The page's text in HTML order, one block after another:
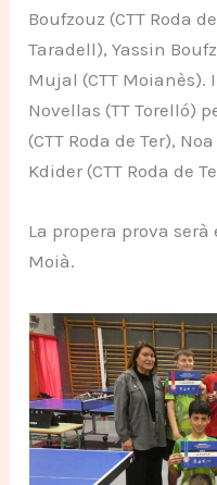
Boufzouz (CTT Roda
Taradell), Yassin
Mujal (CTT Moianès).
Novellas (TT Torelló)
(CTT Roda de Ter),
Kdider (CTT Roda de
La propera prova serà
Moià.